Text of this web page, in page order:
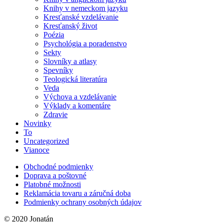
Knihy v nemeckom jazyku
Kresťanské vzdelávanie
Kresťanský život
Poézia
Psychológia a poradenstvo
Sekty
Slovníky a atlasy
Spevníky
Teologická literatúra
Veda
Výchova a vzdelávanie
Výklady a komentáre
Zdravie
Novinky
To
Uncategorized
Vianoce
Obchodné podmienky
Doprava a poštovné
Platobné možnosti
Reklamácia tovaru a záručná doba
Podmienky ochrany osobných údajov
© 2020 Jonatán